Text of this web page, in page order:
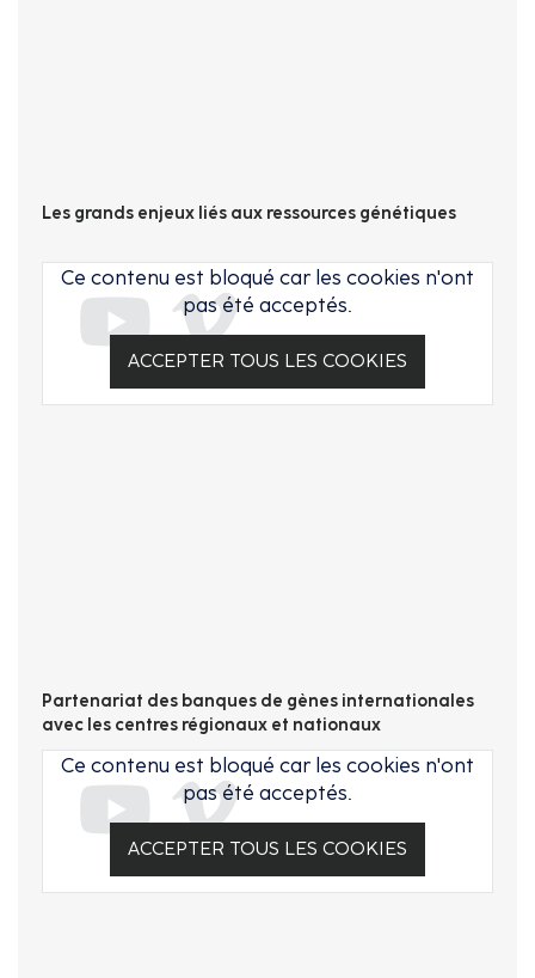
Les grands enjeux liés aux ressources génétiques
Ce contenu est bloqué car les cookies n'ont
pas été acceptés.
ACCEPTER TOUS LES COOKIES
Partenariat des banques de gènes internationales
avec les centres régionaux et nationaux
Ce contenu est bloqué car les cookies n'ont
pas été acceptés.
ACCEPTER TOUS LES COOKIES